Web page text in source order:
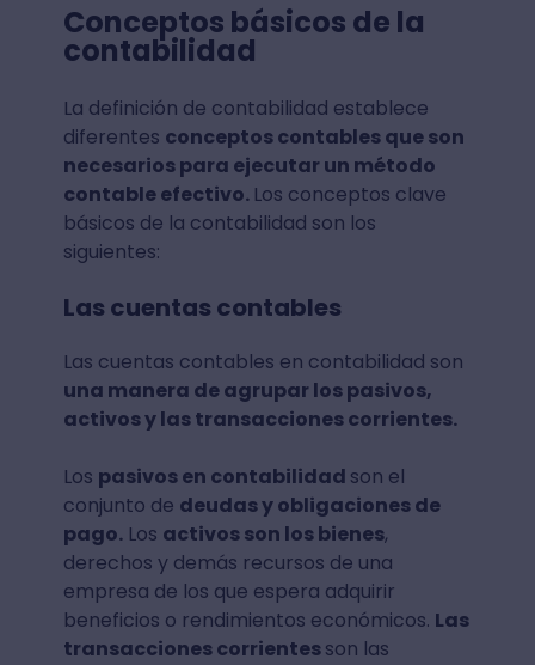
Conceptos básicos de la
contabilidad
La definición de contabilidad establece
diferentes conceptos contables que son
necesarios para ejecutar un método
contable efectivo. Los conceptos clave
básicos de la contabilidad son los
siguientes:
Las cuentas contables
Las cuentas contables en contabilidad son
una manera de agrupar los pasivos,
activos y las transacciones corrientes.
Los pasivos en contabilidad son el
conjunto de deudas y obligaciones de
pago.Los activos son los bienes,
derechos y demás recursos de una
empresa de los que espera adquirir
beneficios o rendimientos económicos. Las
transacciones corrientesson las